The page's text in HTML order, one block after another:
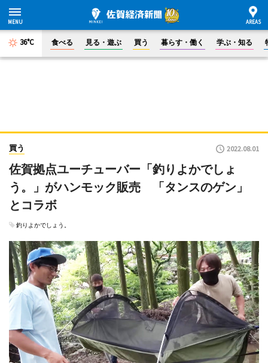
36°C 食べる 見る・遊ぶ 買う 暮らす・働く 学ぶ・知る
買う 2022.08.01
佐賀拠点ユーチューバー「釣りよかでしょ
う。」がハンモック販売 「タンスのゲン」
とコラボ
釣りよかでしょう。